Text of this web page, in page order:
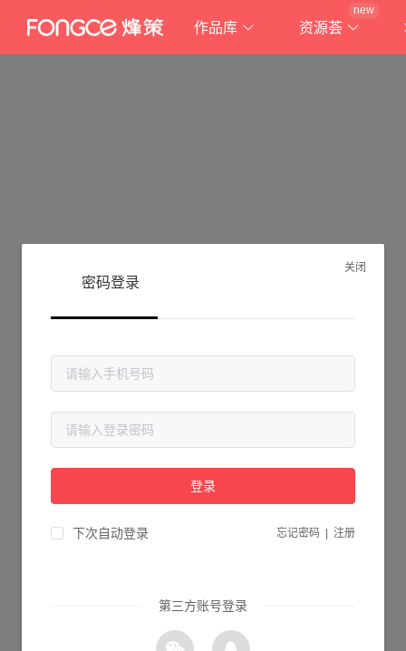
作品库 资源荟
new
抱歉!
请检查您输入的网址是否正确，或点击下面的按钮返回首页。
关闭
密码登录
登录
下次自动登录 忘记密码 注册
第三方账号登录